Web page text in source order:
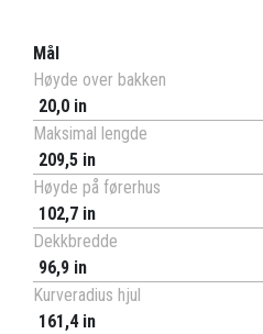
Mål
Høyde over bakken
20,0 in
Maksimal lengde
209,5 in
Høyde på førerhus
102,7 in
Dekkbredde
96,9 in
Kurveradius hjul
161,4 in